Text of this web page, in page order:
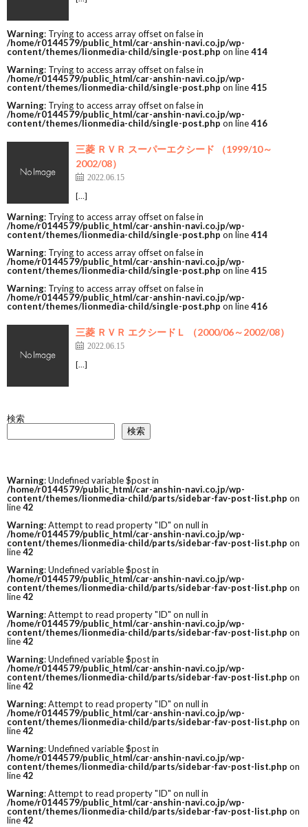
Warning: Trying to access array offset on false in
/home/r0144579/public_html/car-anshin-navi.co.jp/wp-
content/themes/lionmedia-child/single-post.php on line414
Warning: Trying to access array offset on false in
/home/r0144579/public_html/car-anshin-navi.co.jp/wp-
content/themes/lionmedia-child/single-post.php on line415
Warning: Trying to access array offset on false in
/home/r0144579/public_html/car-anshin-navi.co.jp/wp-
content/themes/lionmedia-child/single-post.php on line416
三菱 ＲＶＲ スーパーエクシード （1999/10～
2002/08）
2022.06.15
[…]
Warning: Trying to access array offset on false in
/home/r0144579/public_html/car-anshin-navi.co.jp/wp-
content/themes/lionmedia-child/single-post.php on line414
Warning: Trying to access array offset on false in
/home/r0144579/public_html/car-anshin-navi.co.jp/wp-
content/themes/lionmedia-child/single-post.php on line415
Warning: Trying to access array offset on false in
/home/r0144579/public_html/car-anshin-navi.co.jp/wp-
content/themes/lionmedia-child/single-post.php on line416
三菱 ＲＶＲ エクシードＬ （2000/06～2002/08）
2022.06.15
[…]
検索
検索
Warning: Undefined variable $post in
/home/r0144579/public_html/car-anshin-navi.co.jp/wp-
content/themes/lionmedia-child/parts/sidebar-fav-post-list.php on
line42
Warning: Attempt to read property "ID" on null in
/home/r0144579/public_html/car-anshin-navi.co.jp/wp-
content/themes/lionmedia-child/parts/sidebar-fav-post-list.php on
line42
Warning: Undefined variable $post in
/home/r0144579/public_html/car-anshin-navi.co.jp/wp-
content/themes/lionmedia-child/parts/sidebar-fav-post-list.php on
line42
Warning: Attempt to read property "ID" on null in
/home/r0144579/public_html/car-anshin-navi.co.jp/wp-
content/themes/lionmedia-child/parts/sidebar-fav-post-list.php on
line42
Warning: Undefined variable $post in
/home/r0144579/public_html/car-anshin-navi.co.jp/wp-
content/themes/lionmedia-child/parts/sidebar-fav-post-list.php on
line42
Warning: Attempt to read property "ID" on null in
/home/r0144579/public_html/car-anshin-navi.co.jp/wp-
content/themes/lionmedia-child/parts/sidebar-fav-post-list.php on
line42
Warning: Undefined variable $post in
/home/r0144579/public_html/car-anshin-navi.co.jp/wp-
content/themes/lionmedia-child/parts/sidebar-fav-post-list.php on
line42
Warning: Attempt to read property "ID" on null in
/home/r0144579/public_html/car-anshin-navi.co.jp/wp-
content/themes/lionmedia-child/parts/sidebar-fav-post-list.php on
line42